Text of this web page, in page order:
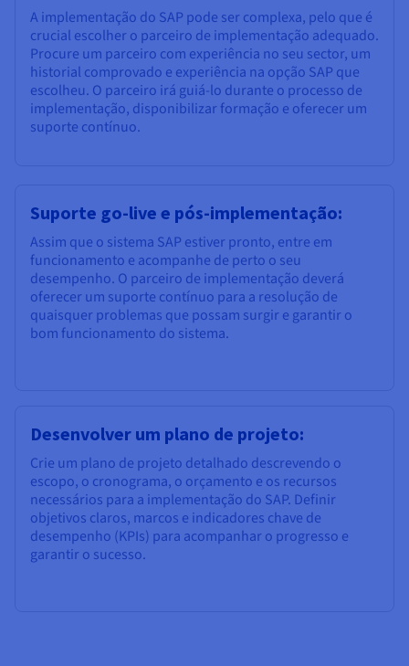
A implementação do SAP pode ser complexa, pelo que é
crucial escolher o parceiro de implementação adequado.
Procure um parceiro com experiência no seu sector, um
historial comprovado e experiência na opção SAP que
escolheu. O parceiro irá guiá-lo durante o processo de
implementação, disponibilizar formação e oferecer um
suporte contínuo.
Suporte go-live e pós-implementação:
Assim que o sistema SAP estiver pronto, entre em
funcionamento e acompanhe de perto o seu
desempenho. O parceiro de implementação deverá
oferecer um suporte contínuo para a resolução de
quaisquer problemas que possam surgir e garantir o
bom funcionamento do sistema.
Desenvolver um plano de projeto:
Crie um plano de projeto detalhado descrevendo o
escopo, o cronograma, o orçamento e os recursos
necessários para a implementação do SAP. Definir
objetivos claros, marcos e indicadores chave de
desempenho (KPIs) para acompanhar o progresso e
garantir o sucesso.